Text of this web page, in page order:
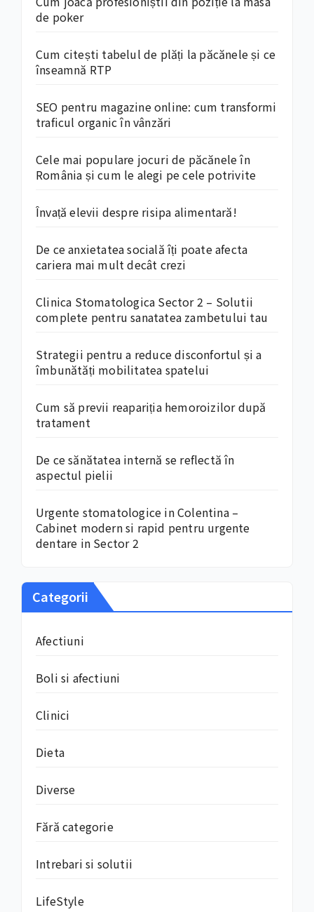
de poker
Cum citești tabelul de plăți la păcănele și ce
înseamnă RTP
SEO pentru magazine online: cum transformi
traficul organic în vânzări
Cele mai populare jocuri de păcănele în
România și cum le alegi pe cele potrivite
Învață elevii despre risipa alimentară!
De ce anxietatea socială îți poate afecta
cariera mai mult decât crezi
Clinica Stomatologica Sector 2 – Solutii
complete pentru sanatatea zambetului tau
Strategii pentru a reduce disconfortul și a
îmbunătăți mobilitatea spatelui
Cum să previi reapariția hemoroizilor după
tratament
De ce sănătatea internă se reflectă în
aspectul pielii
Urgente stomatologice in Colentina –
Cabinet modern si rapid pentru urgente
dentare in Sector 2
Categorii
Afectiuni
Boli si afectiuni
Clinici
Dieta
Diverse
Fără categorie
Intrebari si solutii
LifeStyle